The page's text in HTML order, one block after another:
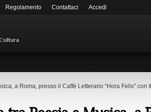
Regolamento Contattaci Accedi
a Roma, presso il Caffè Letterario “Hora Felix” con